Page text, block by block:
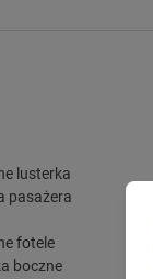
lusterka
pasażera
fotele
boczne